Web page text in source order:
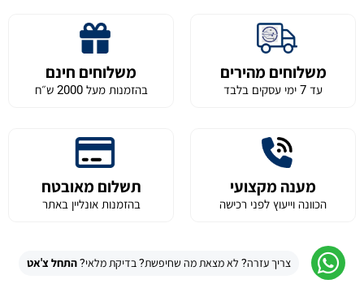
משלוחים מהירים
עד 7 ימי עסקים בלבד
משלוחים חינם
בהזמנות מעל 2000 ש״ח
מענה מקצועי
הכוונה וייעוץ לפני רכישה
תשלום מאובטח
בהזמנות אונליין באתר
צריך עזרה? לא מצאת מה שחיפשת? בדיקת מלאי?התחל צ'אט